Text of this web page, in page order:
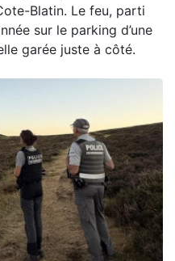
Blatin. Le feu, parti
sur le parking d’une
garée juste à côté.